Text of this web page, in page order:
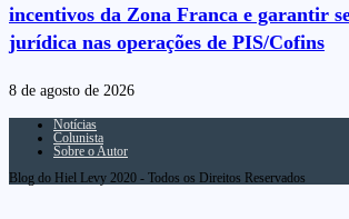
incentivos da Zona Franca e garantir
jurídica nas operações de PIS/Cofins
8 de agosto de 2026
Notícias
Colunista
Sobre o Autor
Blog do Hiel Levy 2020 - Todos os Direitos Reservados